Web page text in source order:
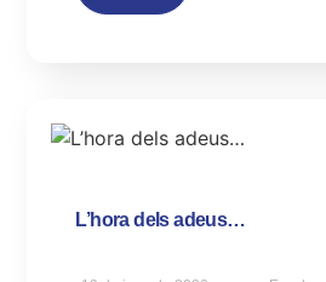
L’hora dels adeus…